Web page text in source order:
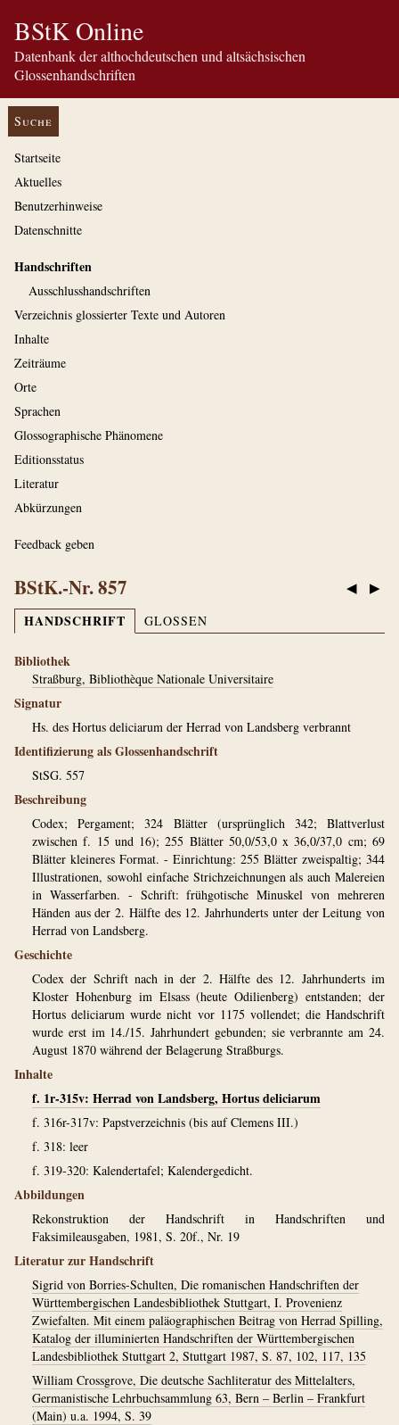
BStK Online
Datenbank der althochdeutschen und altsächsischen
Glossenhandschriften
Suche
Startseite
Aktuelles
Benutzerhinweise
Datenschnitte
Handschriften
Ausschluss­handschriften
Verzeichnis glossierter Texte und Autoren
Inhalte
Zeiträume
Orte
Sprachen
Glossographische Phänomene
Editionsstatus
Literatur
Abkürzungen
Feedback geben
◀ ▶
BStK.-Nr. 857
HANDSCHRIFT GLOSSEN
Bibliothek
Straßburg, Bibliothèque Nationale Universitaire
Signatur
Hs. des Hortus deliciarum der Herrad von Landsberg verbrannt
Identifizierung als Glossenhandschrift
StSG. 557
Beschreibung
Codex; Pergament; 324 Blätter (ursprünglich 342; Blattverlust
zwischen f. 15 und 16); 255 Blätter 50,0/53,0 x 36,0/37,0 cm; 69
Blätter kleineres Format. - Einrichtung: 255 Blätter zweispaltig; 344
Illustrationen, sowohl einfache Strichzeichnungen als auch Malereien
in Wasserfarben. - Schrift: frühgotische Minuskel von mehreren
Händen aus der 2. Hälfte des 12. Jahrhunderts unter der Leitung von
Herrad von Landsberg.
Geschichte
Codex der Schrift nach in der 2. Hälfte des 12. Jahrhunderts im
Kloster Hohenburg im Elsass (heute Odilienberg) entstanden; der
Hortus deliciarum wurde nicht vor 1175 vollendet; die Handschrift
wurde erst im 14./15. Jahrhundert gebunden; sie verbrannte am 24.
August 1870 während der Belagerung Straßburgs.
Inhalte
f. 1r-315v: Herrad von Landsberg, Hortus deliciarum
f. 316r-317v: Papstverzeichnis (bis auf Clemens III.)
f. 318: leer
f. 319-320: Kalendertafel; Kalendergedicht.
Abbildungen
Rekonstruktion der Handschrift in Handschriften und
Faksimileausgaben, 1981, S. 20f., Nr. 19
Literatur zur Handschrift
Sigrid von Borries-Schulten, Die romanischen Handschriften der
Württembergischen Landesbibliothek Stuttgart, I. Provenienz
Zwiefalten. Mit einem paläographischen Beitrag von Herrad Spilling,
Katalog der illuminierten Handschriften der Württembergischen
Landesbibliothek Stuttgart 2, Stuttgart 1987, S. 87, 102, 117, 135
William Crossgrove, Die deutsche Sachliteratur des Mittelalters,
Germanistische Lehrbuchsammlung 63, Bern – Berlin – Frankfurt
(Main) u.a. 1994, S. 39